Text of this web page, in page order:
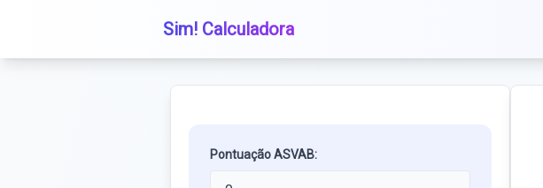
Sim! Calculadora
Pontuação ASVAB: